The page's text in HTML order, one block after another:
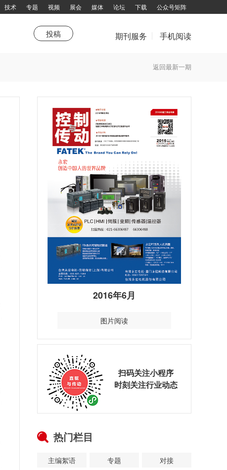
技术 专题 视频 展会 媒体 论坛 下载 公众号矩阵
投稿 期刊服务
拨打电话咨询：13751143319 余女士
邮箱：chuandong@chuandong.cn
手机阅读
返回最新一期
2016年6月
图片阅读
扫码关注小程序
时刻关注行业动态
热门栏目
主编絮语 专题
对接